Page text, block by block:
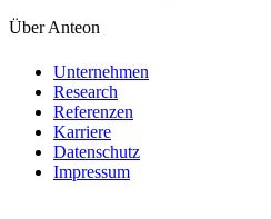
Über Anteon
Unternehmen
Research
Referenzen
Karriere
Datenschutz
Impressum